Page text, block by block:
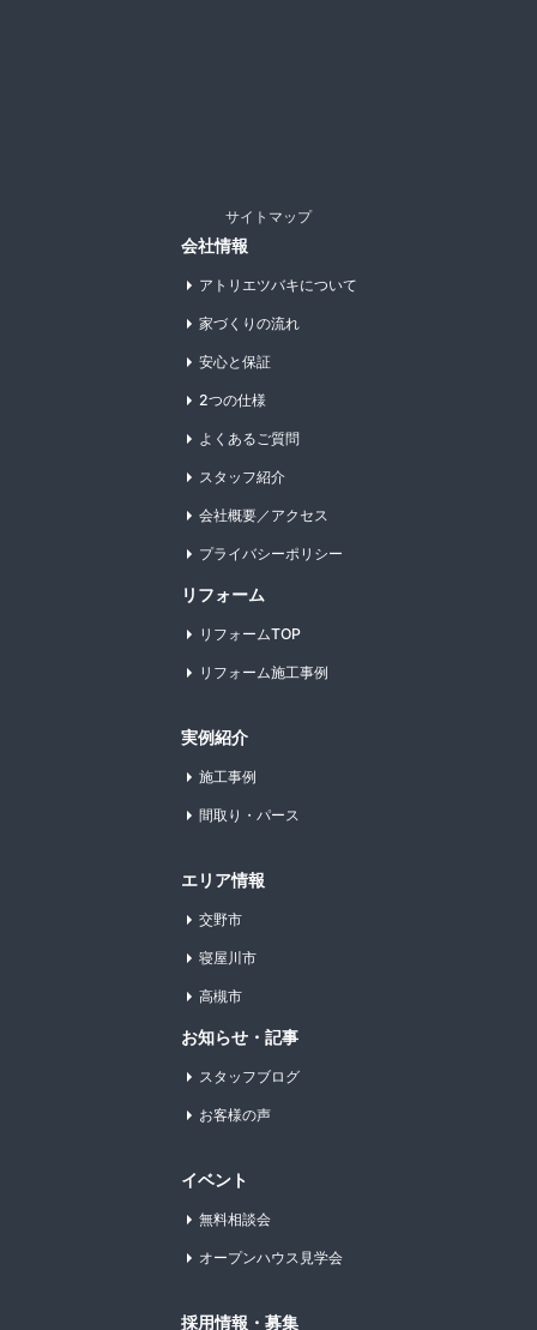
サイトマップ
会社情報
アトリエツバキについて
家づくりの流れ
安心と保証
2つの仕様
よくあるご質問
スタッフ紹介
会社概要／アクセス
プライバシーポリシー
リフォーム
リフォームTOP
リフォーム施工事例
実例紹介
施工事例
間取り・パース
エリア情報
交野市
寝屋川市
高槻市
お知らせ・記事
スタッフブログ
お客様の声
イベント
無料相談会
オープンハウス見学会
採用情報・募集